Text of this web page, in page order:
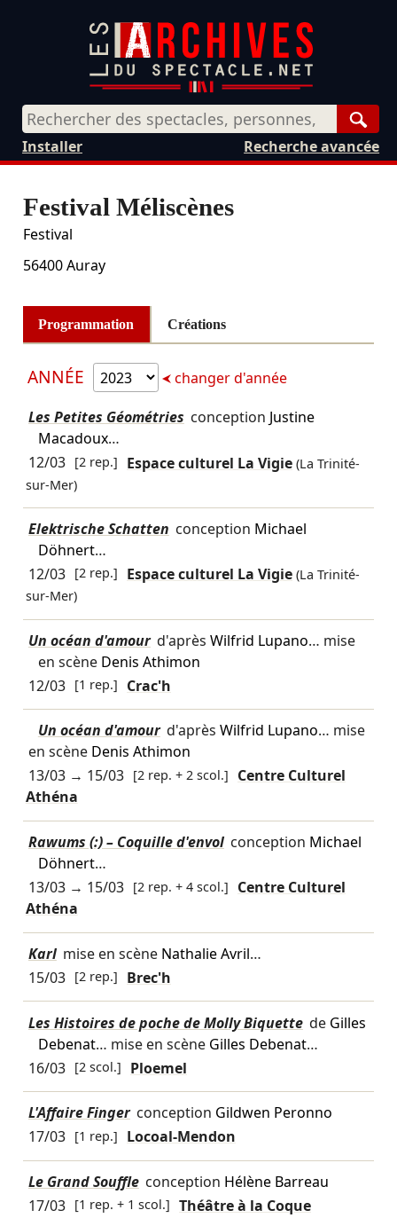
Recherche avancée
Installer
Festival Méliscènes
Festival
56400 Auray
Programmation Créations
ANNÉE changer d'année
Les Petites Géométries conception Justine
Macadoux…
12/03 [2 rep.] Espace culturel La Vigie (La Trinité-
sur-Mer)
Elektrische Schatten conception Michael
Döhnert…
12/03 [2 rep.] Espace culturel La Vigie (La Trinité-
sur-Mer)
Un océan d'amour d'après Wilfrid Lupano… mise
en scène Denis Athimon
12/03 [1 rep.] Crac'h
Un océan d'amour d'après Wilfrid Lupano… mise
en scène Denis Athimon
13/03→ 15/03 [2 rep. + 2 scol.]
Centre Culturel
Athéna
Rawums (:) – Coquille d'envol conception Michael
Döhnert…
13/03→ 15/03 [2 rep. + 4 scol.]
Centre Culturel
Athéna
Karl mise en scène Nathalie Avril…
15/03 [2 rep.] Brec'h
Les Histoires de poche de Molly Biquette de Gilles
Debenat… mise en scène Gilles Debenat…
16/03 [2 scol.] Ploemel
L'Affaire Finger conception Gildwen Peronno
17/03 [1 rep.] Locoal-Mendon
Le Grand Souffle conception Hélène Barreau
17/03 [1 rep. + 1 scol.] Théâtre à la Coque